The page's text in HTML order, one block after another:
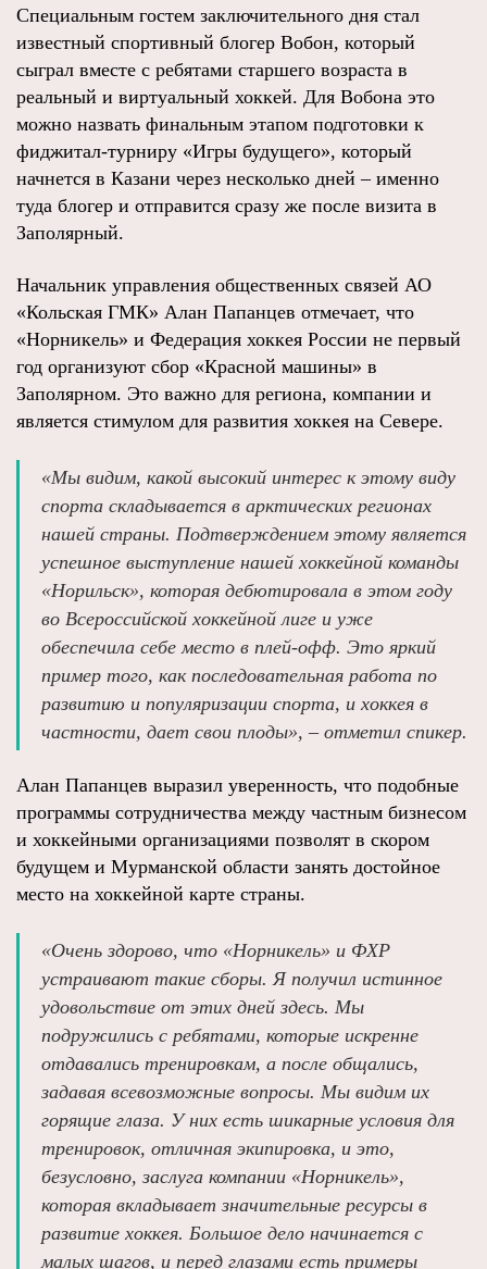
Специальным гостем заключительного дня стал
известный спортивный блогер Вобон, который
сыграл вместе с ребятами старшего возраста в
реальный и виртуальный хоккей. Для Вобона это
можно назвать финальным этапом подготовки к
фиджитал-турниру «Игры будущего», который
начнется в Казани через несколько дней – именно
туда блогер и отправится сразу же после визита в
Заполярный.
Начальник управления общественных связей АО
«Кольская ГМК» Алан Папанцев отмечает, что
«Норникель» и Федерация хоккея России не первый
год организуют сбор «Красной машины» в
Заполярном. Это важно для региона, компании и
является стимулом для развития хоккея на Севере.
«Мы видим, какой высокий интерес к этому виду
спорта складывается в арктических регионах
нашей страны. Подтверждением этому является
успешное выступление нашей хоккейной команды
«Норильск», которая дебютировала в этом году
во Всероссийской хоккейной лиге и уже
обеспечила себе место в плей-офф. Это яркий
пример того, как последовательная работа по
развитию и популяризации спорта, и хоккея в
частности, дает свои плоды», – отметил спикер.
Алан Папанцев выразил уверенность, что подобные
программы сотрудничества между частным бизнесом
и хоккейными организациями позволят в скором
будущем и Мурманской области занять достойное
место на хоккейной карте страны.
«Очень здорово, что «Норникель» и ФХР
устраивают такие сборы. Я получил истинное
удовольствие от этих дней здесь. Мы
подружились с ребятами, которые искренне
отдавались тренировкам, а после общались,
задавая всевозможные вопросы. Мы видим их
горящие глаза. У них есть шикарные условия для
тренировок, отличная экипировка, и это,
безусловно, заслуга компании «Норникель»,
которая вкладывает значительные ресурсы в
развитие хоккея. Большое дело начинается с
малых шагов, и перед глазами есть примеры